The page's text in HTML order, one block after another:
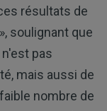
résultats de
soulignant que
pas
mais aussi de
nombre de